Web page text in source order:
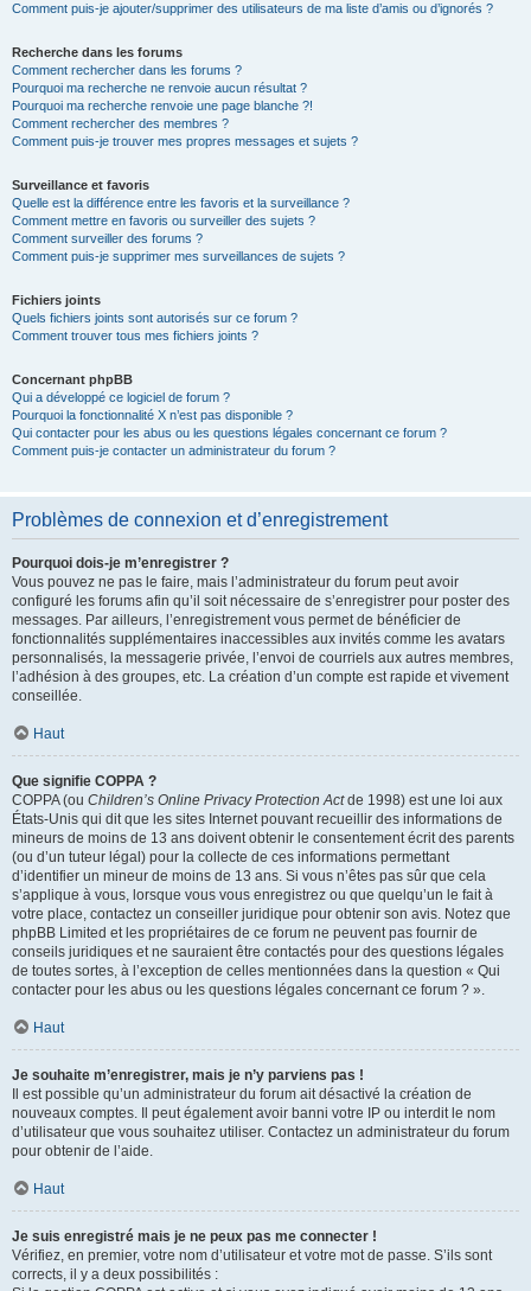
Comment puis-je ajouter/supprimer des utilisateurs de ma liste d’amis ou d’ignorés ?
Recherche dans les forums
Comment rechercher dans les forums ?
Pourquoi ma recherche ne renvoie aucun résultat ?
Pourquoi ma recherche renvoie une page blanche ?!
Comment rechercher des membres ?
Comment puis-je trouver mes propres messages et sujets ?
Surveillance et favoris
Quelle est la différence entre les favoris et la surveillance ?
Comment mettre en favoris ou surveiller des sujets ?
Comment surveiller des forums ?
Comment puis-je supprimer mes surveillances de sujets ?
Fichiers joints
Quels fichiers joints sont autorisés sur ce forum ?
Comment trouver tous mes fichiers joints ?
Concernant phpBB
Qui a développé ce logiciel de forum ?
Pourquoi la fonctionnalité X n’est pas disponible ?
Qui contacter pour les abus ou les questions légales concernant ce forum ?
Comment puis-je contacter un administrateur du forum ?
Problèmes de connexion et d’enregistrement
Pourquoi dois-je m’enregistrer ?
Vous pouvez ne pas le faire, mais l’administrateur du forum peut avoir
configuré les forums afin qu’il soit nécessaire de s’enregistrer pour poster des
messages. Par ailleurs, l’enregistrement vous permet de bénéficier de
fonctionnalités supplémentaires inaccessibles aux invités comme les avatars
personnalisés, la messagerie privée, l’envoi de courriels aux autres membres,
l’adhésion à des groupes, etc. La création d’un compte est rapide et vivement
conseillée.
Haut
Que signifie COPPA ?
COPPA (ou Children’s Online Privacy Protection Actde 1998) est une loi aux
États-Unis qui dit que les sites Internet pouvant recueillir des informations de
mineurs de moins de 13 ans doivent obtenir le consentement écrit des parents
(ou d’un tuteur légal) pour la collecte de ces informations permettant
d’identifier un mineur de moins de 13 ans. Si vous n’êtes pas sûr que cela
s’applique à vous, lorsque vous vous enregistrez ou que quelqu’un le fait à
votre place, contactez un conseiller juridique pour obtenir son avis. Notez que
phpBB Limited et les propriétaires de ce forum ne peuvent pas fournir de
conseils juridiques et ne sauraient être contactés pour des questions légales
de toutes sortes, à l’exception de celles mentionnées dans la question « Qui
contacter pour les abus ou les questions légales concernant ce forum ? ».
Haut
Je souhaite m’enregistrer, mais je n’y parviens pas !
Il est possible qu’un administrateur du forum ait désactivé la création de
nouveaux comptes. Il peut également avoir banni votre IP ou interdit le nom
d’utilisateur que vous souhaitez utiliser. Contactez un administrateur du forum
pour obtenir de l’aide.
Haut
Je suis enregistré mais je ne peux pas me connecter !
Vérifiez, en premier, votre nom d’utilisateur et votre mot de passe. S’ils sont
corrects, il y a deux possibilités :